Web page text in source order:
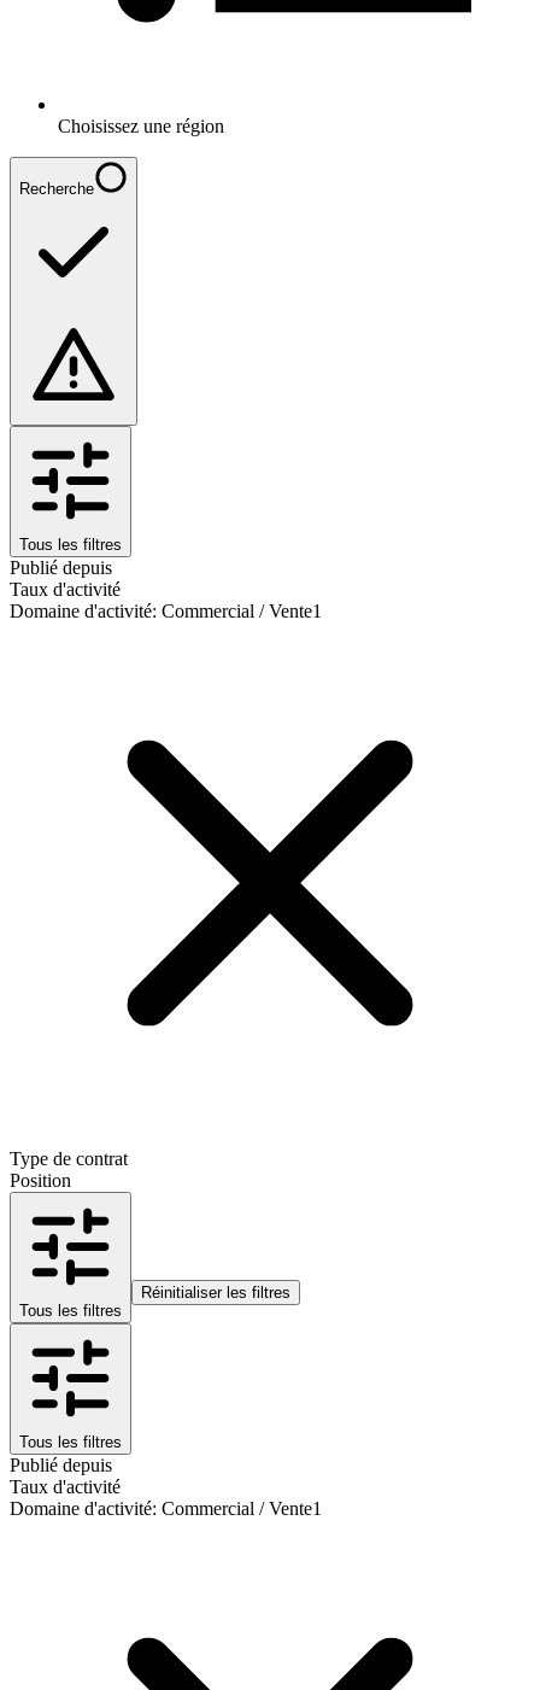
Choisissez une région
Recherche
Tous les filtres
Publié depuis
Taux d'activité
Domaine d'activité: Commercial / Vente1
Type de contrat
Position
Tous les filtres
Réinitialiser les filtres
Tous les filtres
Publié depuis
Taux d'activité
Domaine d'activité: Commercial / Vente1